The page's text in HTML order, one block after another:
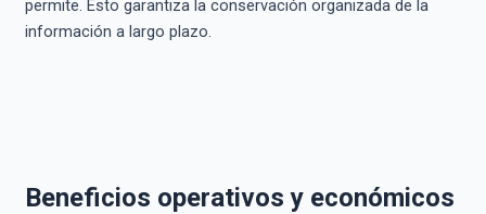
permite. Esto garantiza la conservación organizada de la
información a largo plazo.
Beneficios operativos y económicos